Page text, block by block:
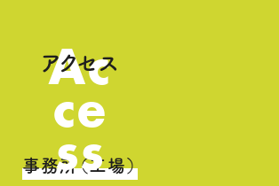
Ac
ce
ss
アクセス
事務所（工場）